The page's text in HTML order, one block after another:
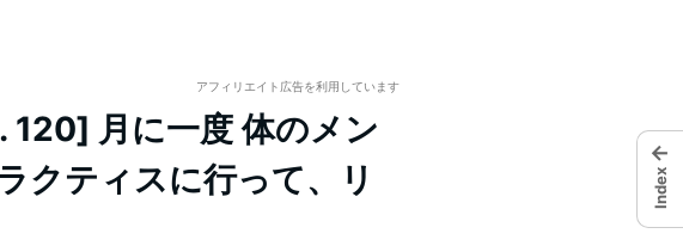
アフィリエイト広告を利用しています
120] 月に一度 体のメン
クティスに行って、リ
←
Index